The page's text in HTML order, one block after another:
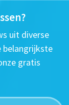
uit diverse
belangrijkste
gratis